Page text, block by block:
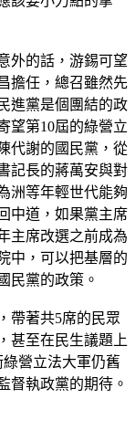
外的話，游錫可望
擔任，總召雖然先
進黨是個團結的政
望第10屆的綠營立
代謝的國民黨，從
記長的蔣萬安與對
洲等年輕世代能夠
中道，如果黨主席
主席改選之前成為
中，可以把基層的
民黨的政策。
帶著共5席的民眾
甚至在民生議題上
營立法大軍仍舊
督執政黨的期待。